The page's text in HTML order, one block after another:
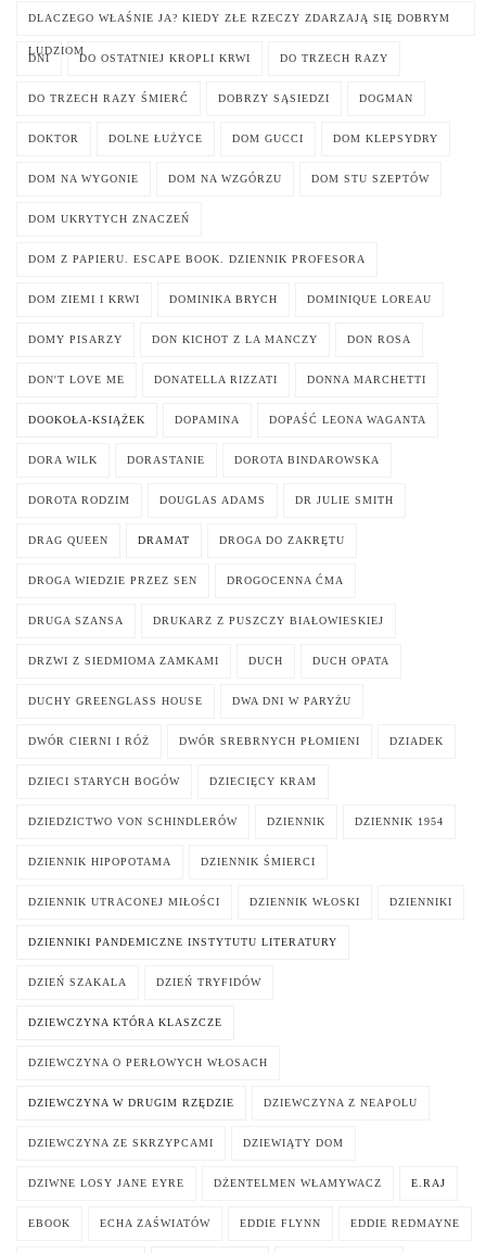
DLACZEGO WŁAŚNIE JA? KIEDY ZŁE RZECZY ZDARZAJĄ SIĘ DOBRYM
LUDZIOM
DNI DO OSTATNIEJ KROPLI KRWI DO TRZECH RAZY
DO TRZECH RAZY ŚMIERĆ DOBRZY SĄSIEDZI DOGMAN
DOKTOR DOLNE ŁUŻYCE DOM GUCCI DOM KLEPSYDRY
DOM NA WYGONIE DOM NA WZGÓRZU DOM STU SZEPTÓW
DOM UKRYTYCH ZNACZEŃ
DOM Z PAPIERU. ESCAPE BOOK. DZIENNIK PROFESORA
DOM ZIEMI I KRWI DOMINIKA BRYCH DOMINIQUE LOREAU
DOMY PISARZY DON KICHOT Z LA MANCZY DON ROSA
DON'T LOVE ME DONATELLA RIZZATI DONNA MARCHETTI
DOOKOŁA-KSIĄŻEK DOPAMINA DOPAŚĆ LEONA WAGANTA
DORA WILK DORASTANIE DOROTA BINDAROWSKA
DOROTA RODZIM DOUGLAS ADAMS DR JULIE SMITH
DRAG QUEEN DRAMAT DROGA DO ZAKRĘTU
DROGA WIEDZIE PRZEZ SEN DROGOCENNA ĆMA
DRUGA SZANSA DRUKARZ Z PUSZCZY BIAŁOWIESKIEJ
DRZWI Z SIEDMIOMA ZAMKAMI DUCH DUCH OPATA
DUCHY GREENGLASS HOUSE DWA DNI W PARYŻU
DWÓR CIERNI I RÓŻ DWÓR SREBRNYCH PŁOMIENI DZIADEK
DZIECI STARYCH BOGÓW DZIECIĘCY KRAM
DZIEDZICTWO VON SCHINDLERÓW DZIENNIK DZIENNIK 1954
DZIENNIK HIPOPOTAMA DZIENNIK ŚMIERCI
DZIENNIK UTRACONEJ MIŁOŚCI DZIENNIK WŁOSKI DZIENNIKI
DZIENNIKI PANDEMICZNE INSTYTUTU LITERATURY
DZIEŃ SZAKALA DZIEŃ TRYFIDÓW
DZIEWCZYNA KTÓRA KLASZCZE
DZIEWCZYNA O PERŁOWYCH WŁOSACH
DZIEWCZYNA W DRUGIM RZĘDZIE DZIEWCZYNA Z NEAPOLU
DZIEWCZYNA ZE SKRZYPCAMI DZIEWIĄTY DOM
DZIWNE LOSY JANE EYRE DŻENTELMEN WŁAMYWACZ E.RAJ
EBOOK ECHA ZAŚWIATÓW EDDIE FLYNN EDDIE REDMAYNE